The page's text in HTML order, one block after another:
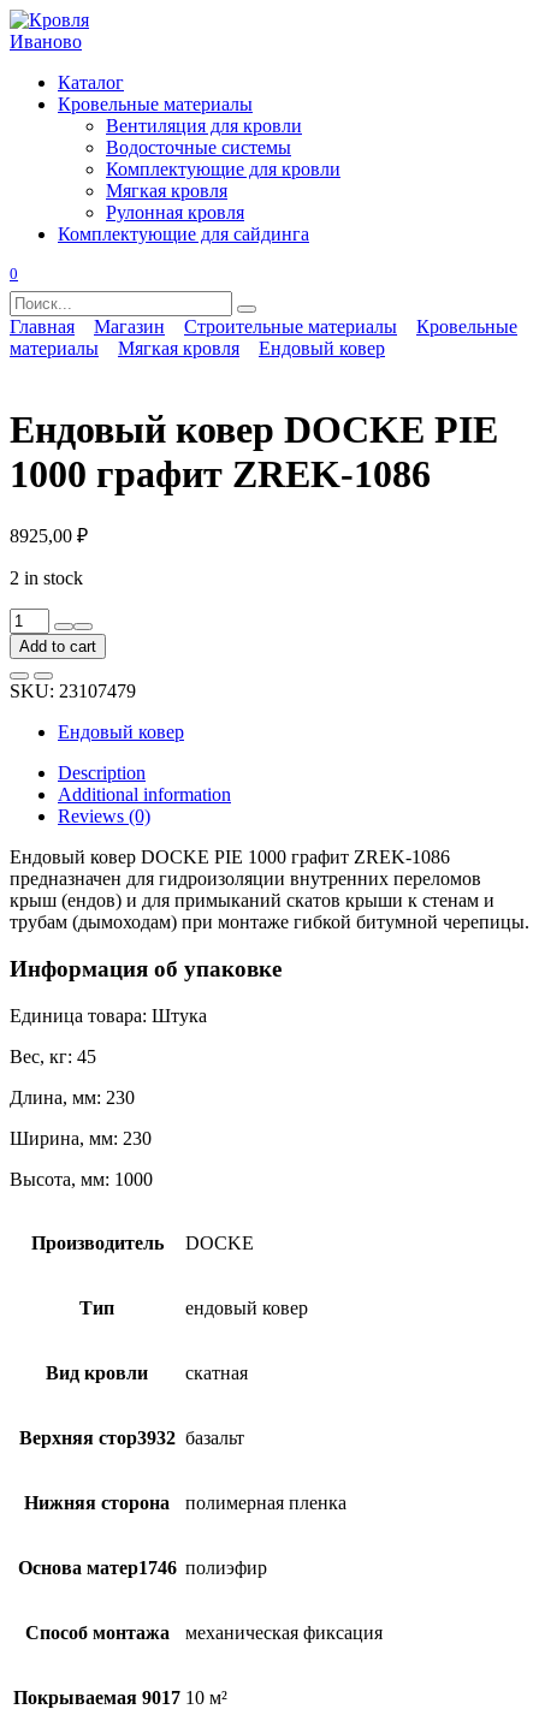
Перейти
к
Каталог
Кровельные материалы
Вентиляция для кровли
Водосточные системы
Комплектующие для кровли
Мягкая кровля
Рулонная кровля
Комплектующие для сайдинга
0
Search
for:
Главная Магазин Строительные материалы
Кровельные
материалы
Мягкая кровля Ендовый ковер
Ендовый ковер DOCKE PIE
1000 графит ZREK-1086
8925,00 ₽
2 in stock
Ендовый
ковер
DOCKE
PIE
1000
графит
ZREK-
1086
quantity
Add to cart
SKU: 23107479
Ендовый ковер
Description
Additional information
Reviews (0)
Ендовый ковер DOCKE PIE 1000 графит ZREK-1086
предназначен для гидроизоляции внутренних переломов
крыш (ендов) и для примыканий скатов крыши к стенам и
трубам (дымоходам) при монтаже гибкой битумной черепицы.
Информация об упаковке
Единица товара: Штука
Вес, кг: 45
Длина, мм: 230
Ширина, мм: 230
Высота, мм: 1000
Производитель DOCKE
Тип ендовый ковер
Вид кровли скатная
Верхняя стор3932 базальт
Нижняя сторона полимерная пленка
Основа матер1746 полиэфир
Способ монтажа механическая фиксация
Покрываемая 9017 10 м²